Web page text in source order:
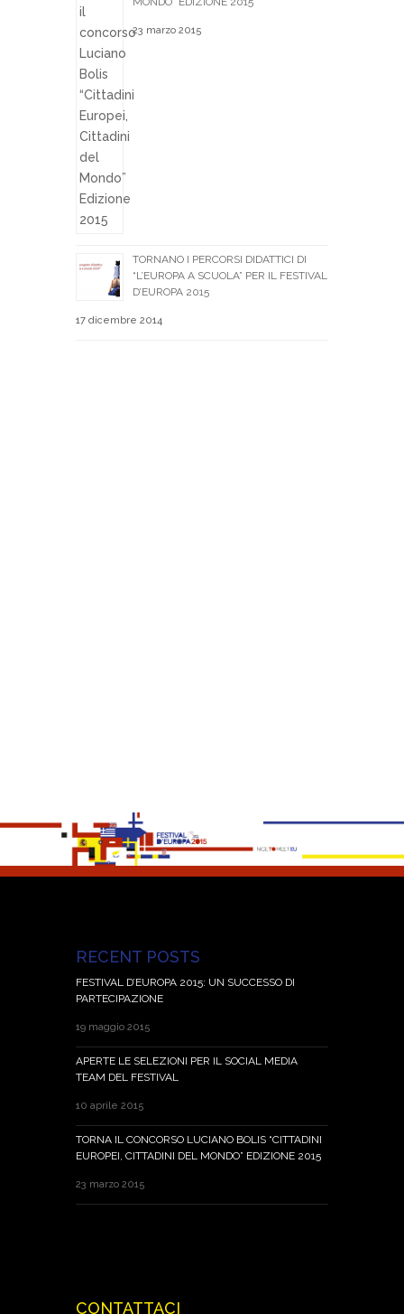
23 marzo 2015
TORNANO I PERCORSI DIDATTICI DI
“L’EUROPA A SCUOLA” PER IL FESTIVAL
D’EUROPA 2015
17 dicembre 2014
RECENT POSTS
FESTIVAL D’EUROPA 2015: UN SUCCESSO DI
PARTECIPAZIONE
19 maggio 2015
APERTE LE SELEZIONI PER IL SOCIAL MEDIA
TEAM DEL FESTIVAL
10 aprile 2015
TORNA IL CONCORSO LUCIANO BOLIS “CITTADINI
EUROPEI, CITTADINI DEL MONDO” EDIZIONE 2015
23 marzo 2015
CONTATTACI